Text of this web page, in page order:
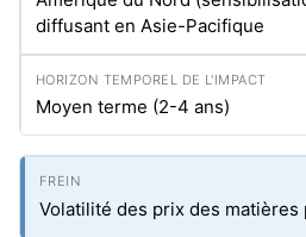
diffusant en Asie-Pacifique
Moyen terme (2-4 ans)
Volatilité des prix des matières